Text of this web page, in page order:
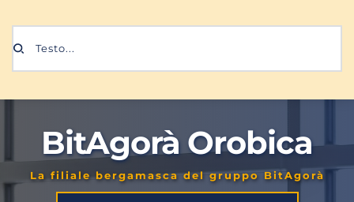
Testo...
BitAgorà Orobica
La filiale bergamasca del gruppo BitAgorà